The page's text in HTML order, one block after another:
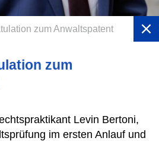
zum Anwaltspatent
zum
Levin Bertoni,
im ersten Anlauf und